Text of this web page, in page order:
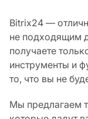
Bitrix24 —
не подходящим
получаете
инструменты и
то, что вы не
Мы предлагаем